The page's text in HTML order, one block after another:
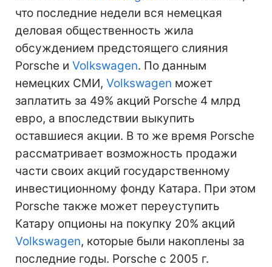
что последние недели вся немецкая
деловая общественность жила
обсуждением предстоящего слияния
Porsche и Volkswagen. По данным
немецких СМИ, Volkswagen может
заплатить за 49% акций Porsche 4 млрд
евро, а впоследствии выкупить
оставшиеся акции. В то же время Porsche
рассматривает возможность продажи
части своих акций государственному
инвестиционному фонду Катара. При этом
Porsche также может переуступить
Катару опционы на покупку 20% акций
Volkswagen, которые были накоплены за
последние годы. Porsche с 2005 г.